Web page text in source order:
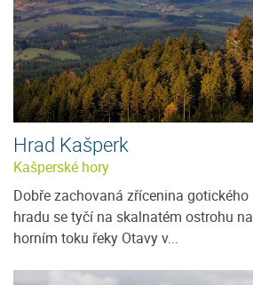
Hrad Kašperk
Kašperské hory
Dobře zachovaná zřícenina gotického
hradu se tyčí na skalnatém ostrohu na
horním toku řeky Otavy v...